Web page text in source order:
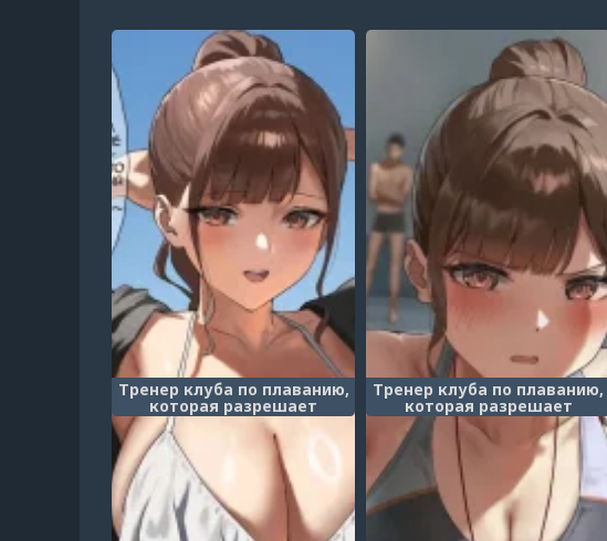
Тренер клуба по плаванию,
которая разрешает
потрогать грудь в
качестве награды - часть
12 (Gohōbi ni mune o
momasete kureru suiei-bu
kōmon/Suiei-bu komon no
sensei/Тренер клуба по
плаванию)
Тренер клуба по плаванию,
которая разрешает
потрогать грудь в
качестве награды - часть 3
(Gohōbi ni mune o momasete
kureru suiei-bu kōmon/Suiei-
bu komon no sensei/Тренер
клуба по плаванию)